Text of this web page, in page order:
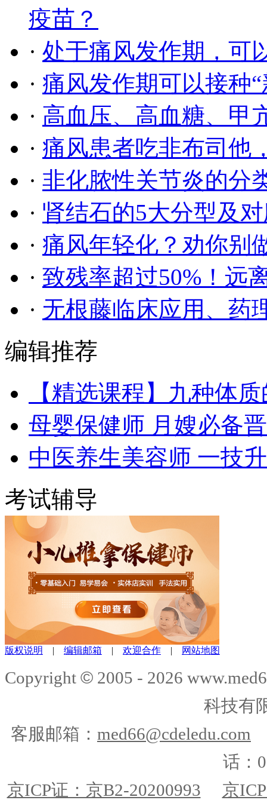
疫苗？
· 处于痛风发作期，可
· 痛风发作期可以接种
· 高血压、高血糖、甲
· 痛风患者吃非布司他
· 非化脓性关节炎的分
· 肾结石的5大分型及
· 痛风年轻化？劝你
· 致残率超过50%！远
· 无根藤临床应用、药
编辑推荐
【精选课程】九种体
母婴保健师 月嫂必备
中医养生美容师 一技
考试辅导
版权说明 | 编辑邮箱 | 欢迎合作 | 网站地图
Copyright © 2005 - 2026
科技有
客服邮箱： med66@cdeledu.com
话：
京ICP证：京B2-20200993
京